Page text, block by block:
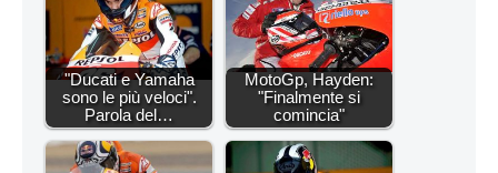
"Ducati e Yamaha
sono le più veloci".
Parola del…
MotoGp, Hayden:
"Finalmente si
comincia"